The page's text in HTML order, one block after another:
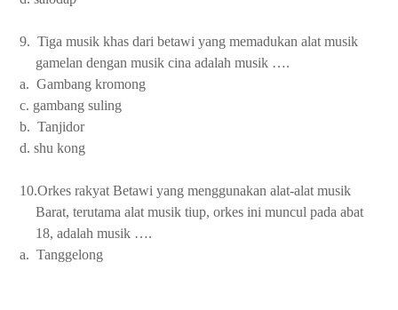
9. Tiga musik khas dari betawi yang memadukan alat musik
gamelan dengan musik cina adalah musik ….
a. Gambang kromong
c. gambang suling
b. Tanjidor
d. shu kong
10.Orkes rakyat Betawi yang menggunakan alat-alat musik
Barat, terutama alat musik tiup, orkes ini muncul pada abat
18, adalah musik ….
a. Tanggelong